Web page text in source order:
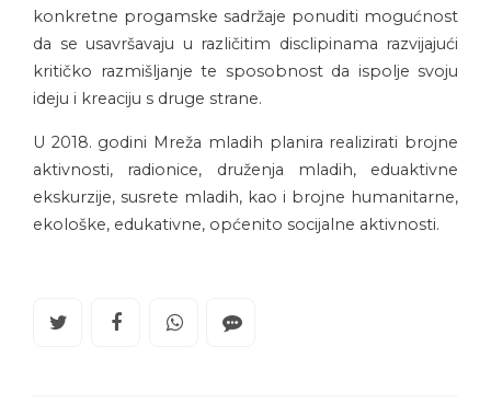
konkretne progamske sadržaje ponuditi mogućnost
da se usavršavaju u različitim disclipinama razvijajući
kritičko razmišljanje te sposobnost da ispolje svoju
ideju i kreaciju s druge strane.
U 2018. godini Mreža mladih planira realizirati brojne
aktivnosti, radionice, druženja mladih, eduaktivne
ekskurzije, susrete mladih, kao i brojne humanitarne,
ekološke, edukativne, općenito socijalne aktivnosti.